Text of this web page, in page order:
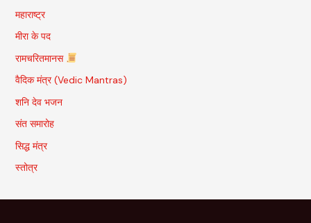
महाराष्ट्र
मीरा के पद
रामचरितमानस
वैदिक मंत्र (Vedic Mantras)
शनि देव भजन
संत समारोह
सिद्ध मंत्र
स्तोत्र